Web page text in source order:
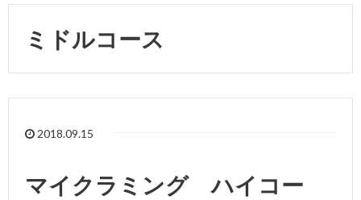
ミドルコース
2018.09.15
マイクラミング ハイコー